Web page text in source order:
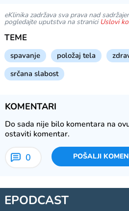
eKlinika zadržava sva prava nad
pogledajte uputstva na stranici Uslovi
TEME
spavanje položaj tela
srčana slabost
KOMENTARI
Do sada nije bilo komentara na
ostaviti komentar.
0 POŠALJI
EPODCAST